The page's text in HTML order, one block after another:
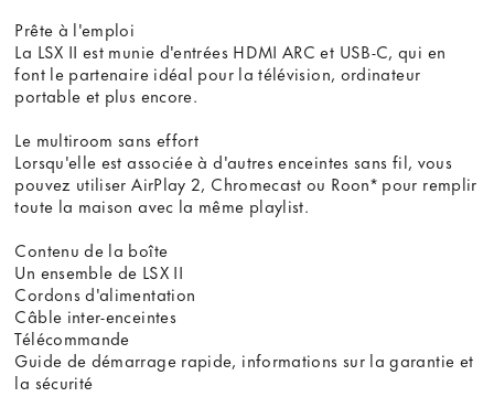
Prête à l'emploi
La LSX II est munie d'entrées HDMI ARC et USB-C, qui en
font le partenaire idéal pour la télévision, ordinateur
portable et plus encore.
Le multiroom sans effort
Lorsqu'elle est associée à d'autres enceintes sans fil, vous
pouvez utiliser AirPlay 2, Chromecast ou Roon* pour remplir
toute la maison avec la même playlist.
Contenu de la boîte
Un ensemble de LSX II
Cordons d'alimentation
Câble inter-enceintes
Télécommande
Guide de démarrage rapide, informations sur la garantie et
la sécurité